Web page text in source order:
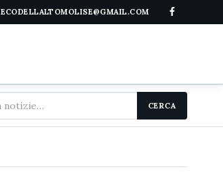
ECODELLALTOMOLISE@GMAIL.COM
CERCA